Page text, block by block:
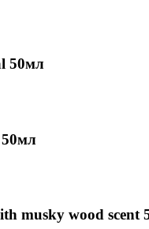
50мл
50мл
musky wood scent